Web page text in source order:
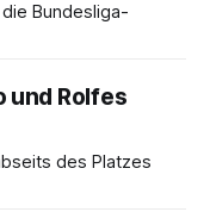
Bundesliga-
und Rolfes
des Platzes